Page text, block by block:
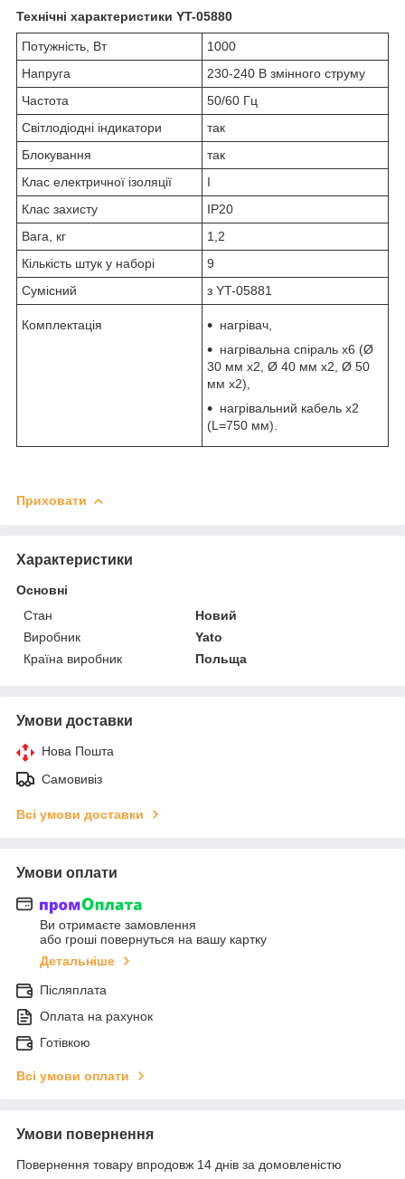
Технічні характеристики YT-05880
Потужність, Вт
1000
Напруга
230-240 В змінного струму
Частота
50/60 Гц
Світлодіодні індикатори
так
Блокування
так
Клас електричної ізоляції
I
Клас захисту
IP20
Вага, кг
1,2
Кількість штук у наборі
9
Сумісний
з YT-05881
Комплектація
нагрівач,
нагрівальна спіраль x6 (Ø
30 мм x2, Ø 40 мм x2, Ø 50
мм x2),
нагрівальний кабель x2
(L=750 мм).
Приховати
Характеристики
Основні
Стан
Новий
Виробник
Yato
Країна виробник
Польща
Умови доставки
Нова Пошта
Самовивіз
Всі умови доставки
Умови оплати
Ви отримаєте замовлення
або гроші повернуться на вашу картку
Детальніше
Післяплата
Оплата на рахунок
Готівкою
Всі умови оплати
Умови повернення
Повернення товару впродовж 14 днів за домовленістю